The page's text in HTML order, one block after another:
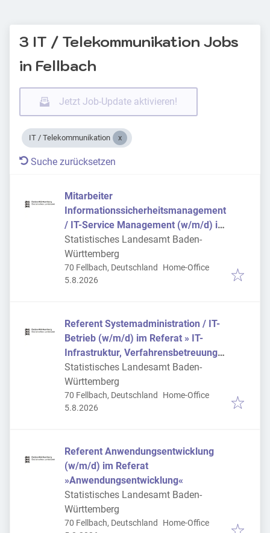
3 IT / Telekommunikation Jobs
in Fellbach
Jetzt Job-Update aktivieren!
IT / Telekommunikation
Suche zurücksetzen
Mitarbeiter
Informationssicherheitsmanagement
/ IT-Service Management (w/m/d) im
Referat » IT-Planung und -Steuerung,
Informationssicherheit «
Statistisches Landesamt Baden-
Württemberg
70 Fellbach, Deutschland
Home-Office
Veröffentlicht
5.8.2026
Referent Systemadministration / IT-
Betrieb (w/m/d) im Referat » IT-
Infrastruktur, Verfahrensbetreuung
und Service Desk «
Statistisches Landesamt Baden-
Württemberg
70 Fellbach, Deutschland
Home-Office
Veröffentlicht
5.8.2026
Referent Anwendungsentwicklung
(w/m/d) im Referat
»Anwendungsentwicklung«
Statistisches Landesamt Baden-
Württemberg
70 Fellbach, Deutschland
Home-Office